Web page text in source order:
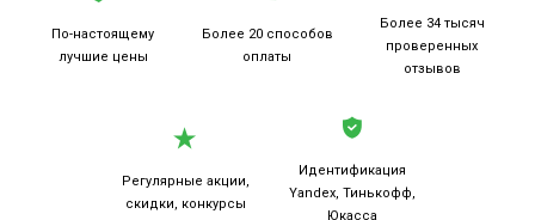
По-настоящему
лучшие цены
Более 20 способов
оплаты
Более 34 тысяч
проверенных
отзывов
Регулярные акции,
скидки, конкурсы
Идентификация
Yandex, Тинькофф,
Юкасса